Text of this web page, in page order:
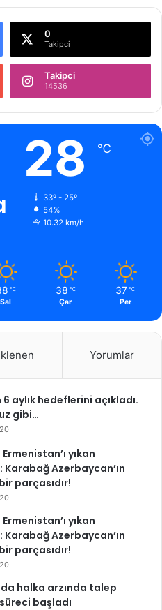
0
Takipci
Takipci
14536
28 ℃
33º - 25º
54%
10.32 km/h
℃
Sal
38 ℃
Çar
37 ℃
Per
Yorumlar
aylık hedeflerini açıkladı.
gibi…
yıkan
Karabağ Azerbaycan’ın
parçasıdır!
yıkan
Karabağ Azerbaycan’ın
parçasıdır!
halka arzında talep
başladı